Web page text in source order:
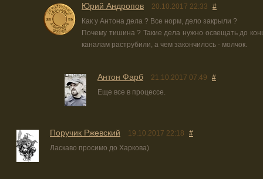
Юрий Андропов 20.10.2017 22:33
#
Как у Антона дела ? Все норм, дело закрыли ?
Почему тишина ? Такие дела нужно освещать до
каналам раструбили, а чем закончилось - молчок.
Антон Фарб 21.10.2017 07:49
#
Еще все в процессе.
Поручик Ржевский 19.10.2017 22:18
#
Ласкаво просимо до Харкова)